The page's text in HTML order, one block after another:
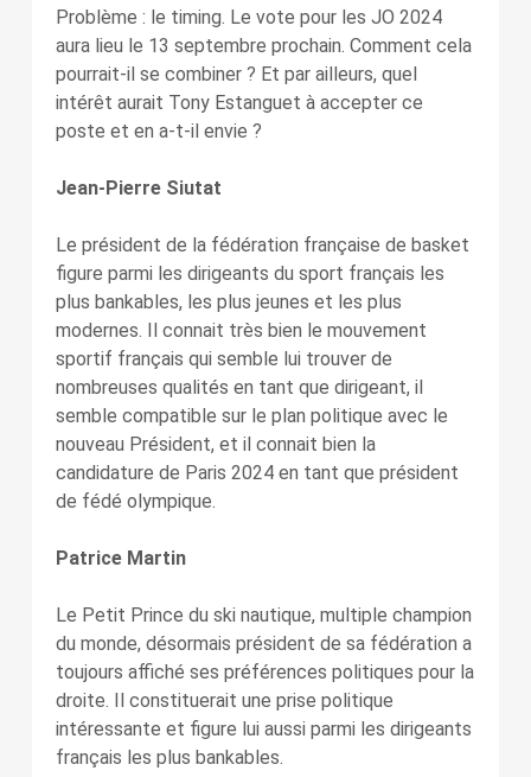
Problème : le timing. Le vote pour les JO 2024
aura lieu le 13 septembre prochain. Comment cela
pourrait-il se combiner ? Et par ailleurs, quel
intérêt aurait Tony Estanguet à accepter ce
poste et en a-t-il envie ?
Jean-Pierre Siutat
Le président de la fédération française de basket
figure parmi les dirigeants du sport français les
plus bankables, les plus jeunes et les plus
modernes. Il connait très bien le mouvement
sportif français qui semble lui trouver de
nombreuses qualités en tant que dirigeant, il
semble compatible sur le plan politique avec le
nouveau Président, et il connait bien la
candidature de Paris 2024 en tant que président
de fédé olympique.
Patrice Martin
Le Petit Prince du ski nautique, multiple champion
du monde, désormais président de sa fédération a
toujours affiché ses préférences politiques pour la
droite. Il constituerait une prise politique
intéressante et figure lui aussi parmi les dirigeants
français les plus bankables.